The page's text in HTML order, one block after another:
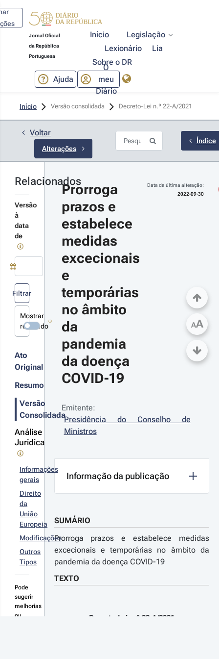
Jornal Oficial
da República
Portuguesa
Início
Legislação
Lexionário
Lia
Sobre o DR
Ajuda
O
meu
Diário
Início Versão consolidada Decreto-Lei n.º 22-A/2021
Voltar
Alterações
Série
doença
19
06-
-
Série
âmbito
doença
19
12-
as
no
doença
19
Índice
Relacionados
Versão
à
data
de
Use a tecla de seta para baixo para abrir o calendário; Use as
Filtrar
Mostrar
revogado
Ato
Original
Resumo
Versão
Consolidada
Análise
Jurídica
Informações
gerais
Direito
da
União
Europeia
Modificações
Outros
Tipos
Pode
sugerir
melhorias
ou
Prorroga
prazos e
estabelece
medidas
excecionais
e
temporárias
no âmbito
da
pandemia
da doença
COVID-19
Data da última alteração:
2022-09-30
Emitente:
Presidência do Conselho de
Ministros
Informação da publicação
SUMÁRIO
Prorroga prazos e estabelece medidas
excecionais e temporárias no âmbito da
pandemia da doença COVID-19
TEXTO
Decreto-Lei n.º 22-A/2021
AA